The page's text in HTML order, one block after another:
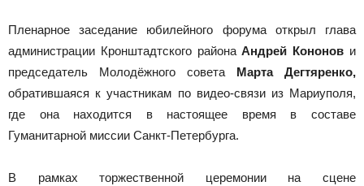
Пленарное заседание юбилейного форума открыл глава
администрации Кронштадтского районаАндрей Кононов и
председатель Молодёжного совета Марта Дегтяренко,
обратившаяся к участникам по видео-связи из Мариуполя,
где она находится в настоящее время в составе
Гуманитарной миссии Санкт-Петербурга.
В рамках торжественной церемонии на сцене